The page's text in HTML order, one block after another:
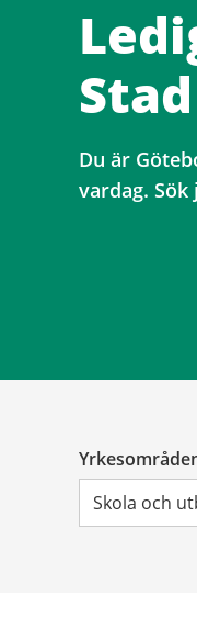
Stad
Du är
vardag.
Skola och